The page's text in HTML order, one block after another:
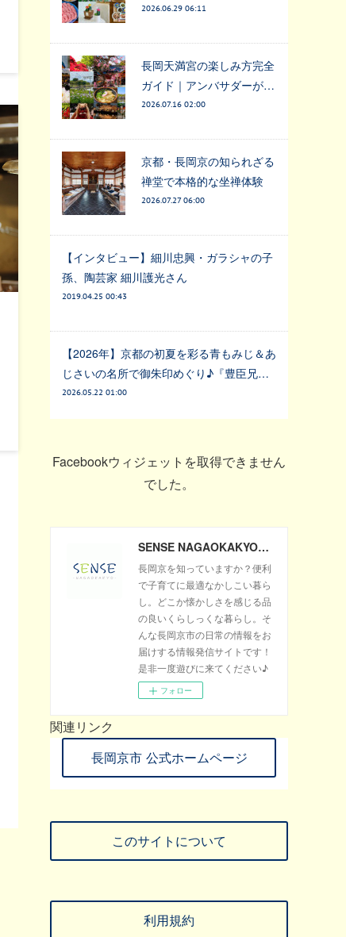
2026.06.29 06:11
長岡天満宮の楽しみ方完全
ガイド｜アンバサダーが…
2026.07.16 02:00
京都・長岡京の知られざる
禅堂で本格的な坐禅体験
2026.07.27 06:00
【インタビュー】細川忠興・ガラシャの子
孫、陶芸家 細川護光さん
2019.04.25 00:43
【2026年】京都の初夏を彩る青もみじ＆あ
じさいの名所で御朱印めぐり♪『豊臣兄…
2026.05.22 01:00
Facebookウィジェットを取得できません
でした。
SENSE NAGAOKAKYO ～長岡京市のサブサイト～
長岡京を知っていますか？便利
で子育てに最適なかしこい暮ら
し。どこか懐かしさを感じる品
の良いくらしっくな暮らし。そ
んな長岡京市の日常の情報をお
届けする情報発信サイトです！
是非一度遊びに来てください♪
フォロー
関連リンク
長岡京市 公式ホームページ
このサイトについて
利用規約